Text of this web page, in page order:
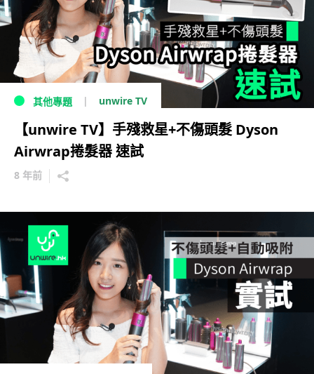
其他專題 unwire TV
【unwire TV】手殘救星+不傷頭髮 Dyson
Airwrap捲髮器 速試
8 年前